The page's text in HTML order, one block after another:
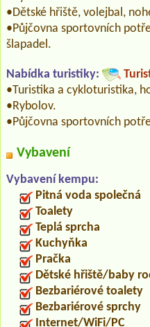
•Dětské hřiště, volejbal,
•Půjčovna sportovních
šlapadel.
Nabídka turistiky:
•Turistika a cykloturistika,
•Rybolov.
•Půjčovna sportovních
Vybavení
Vybavení kempu:
Pitná voda společná
Toalety
Teplá sprcha
Kuchyňka
Pračka
Dětské hřiště/baby
Bezbariérové toalety
Bezbariérové sprchy
Internet/WiFi/PC